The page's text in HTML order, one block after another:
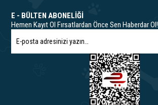
E - BÜLTEN ABONELİĞİ
Hemen Kayıt Ol Fırsatlardan Önce Sen Haberdar Ol!